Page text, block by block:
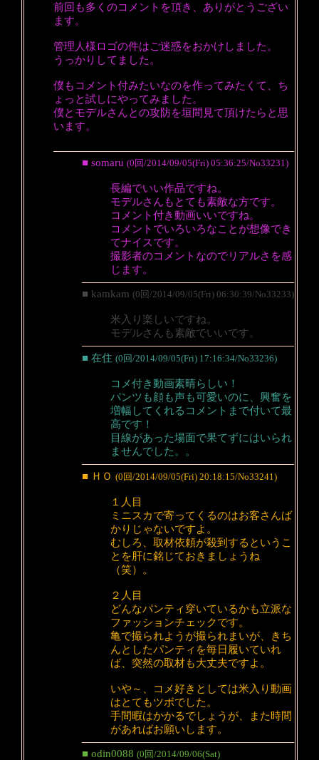
前回も多くのコメントを頂き、ありがとうござい
ます。
管理人様ロゴの件はご迷惑をおかけしました。
うっかりしてました。
僕もコメント付みたいなのを作ってみたくて、ち
ょっと試しにやってみました。
僕とモデルさんとの攻防を垣間見て頂けたらと思
います。
■ somaru (0回/2014/09/05(Fri) 05:36:25/No33231)
長編でいい作品ですね。
モデルさんもとても素敵な方です。
コメント付き動画いいですね。
コメントでいろいろなことが想像でき
てナイスです。
撮影者のコメントなのでリアルさを感
じます。
■ kamkam (0回/2014/09/05(Fri) 06:30:39/No33233)
米入り楽しいですね。
モデルさんも素敵でいいです。
■ 在住 (0回/2014/09/05(Fri) 17:16:34/No33236)
コメ付き動画素晴らしい！
パンツも顔も声も可愛いのに、興奮を
増幅してくれるコメントまで付いて最
高です！
目線があった場面で果てずにはいられ
ませんでした。。
■ ＨＯ (0回/2014/09/05(Fri) 20:18:15/No33241)
１人目
ミニスカで寄ってくるのはお客さんば
かりじゃないですよ。
むしろ、取材依頼が殺到するというこ
とを肝に銘じておきましょうね
（笑）。
２人目
どんなパンティ穿いているかも立派な
ファッションチェックです。
亀で撮られようが撮られまいが、きち
んとしたパンティを毎日履いていれ
ば、突然の取材も大丈夫ですよ。
いや～、コメ好きとしては米入り動画
はとてもツボでした。
手間暇はかかるでしょうが、また時間
があればお願いします。
■ odin0088 (0回/2014/09/06(Sat)